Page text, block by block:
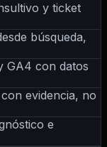
y ticket
búsqueda,
GA4 con datos
evidencia, no
e